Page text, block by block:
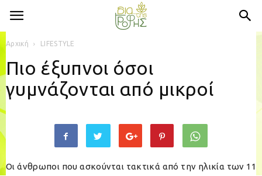
Αρχική LIFESTYLE
Πιο έξυπνοι όσοι
γυμνάζονται από μικροί
Οι άνθρωποι που ασκούνται τακτικά από την ηλικία των 11